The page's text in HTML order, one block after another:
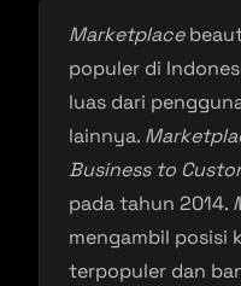
Marketplace
populer di
luas dari
lainnya.
Business to
pada tahun 2014.
mengambil posisi
terpopuler dan